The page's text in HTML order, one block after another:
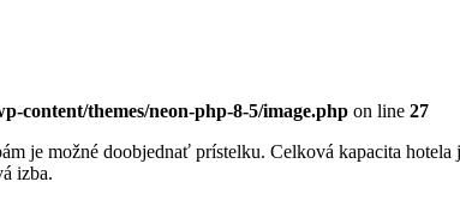
content/themes/neon-php-8-5/image.php on line 27
je možné doobjednať prístelku. Celková kapacita hotela
izba.